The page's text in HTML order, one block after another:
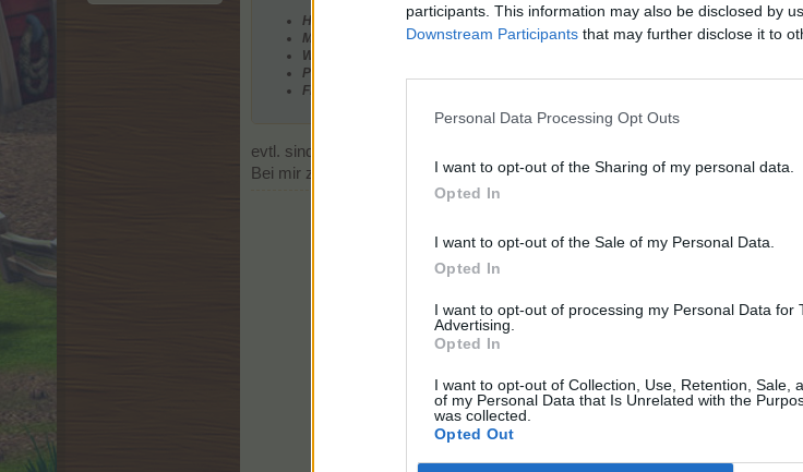
participants. This information may also be disclosed by
Downstream Participants that may further disclose it to
Personal Data Processing Opt Outs
I want to opt-out of the Sharing of my personal data.
Opted In
I want to opt-out of the Sale of my Personal Data.
Opted In
I want to opt-out of processing my Personal Data for
Advertising.
Opted In
I want to opt-out of Collection, Use, Retention, Sale,
of my Personal Data that Is Unrelated with the
was collected.
Opted Out
Handwerks-Bauplatz
Marie-Sandermaus-Ei
Wendigohöhle
Piccolo-Wunderkiste
Flaumeiche XXL
evtl. sind es ja 2 hier genannte Gewinne, welche du dir bereits eingetauscht
Bei mir z.B. ist der Platz von dem Handwerks-Bauplatz und der Piccolo-
Erfahrung ist das, was